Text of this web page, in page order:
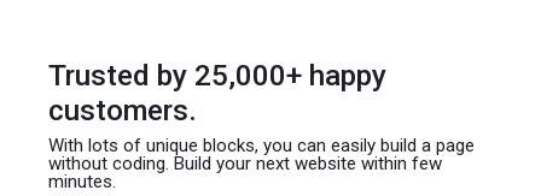
Trusted by 25,000+ happy
customers.
With lots of unique blocks, you can easily builda page
without coding. Build your next websitewithin few
minutes.